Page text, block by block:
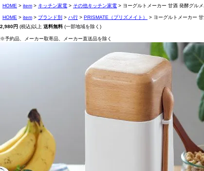
HOME item キッチン家電 その他キッチン家電 ヨーグルトメーカー 甘酒 発酵グル
HOME item ブランド別 ハ行 PRISMATE（プリズメイト）
ヨーグルトメーカー
2,980円 (税込)以上 送料無料 (一部地域を除く)
※予約品、メーカー取寄品、メーカー直送品を除く